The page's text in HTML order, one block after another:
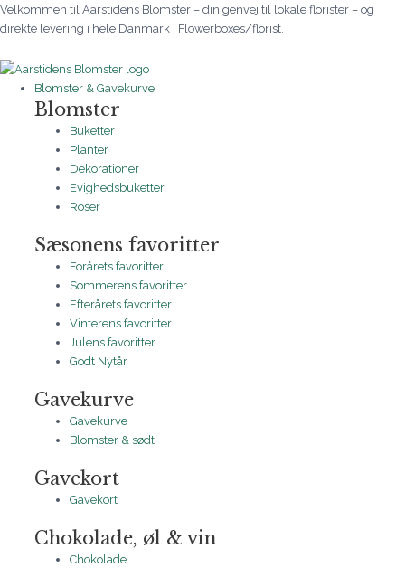
Gå
til
Velkommen til Aarstidens Blomster – din genvej til lokale florister – og
direkte levering i hele Danmark i Flowerboxes/florist.
Blomster & Gavekurve
Blomster
Buketter
Planter
Dekorationer
Evighedsbuketter
Roser
Sæsonens favoritter
Forårets favoritter
Sommerens favoritter
Efterårets favoritter
Vinterens favoritter
Julens favoritter
Godt Nytår
Gavekurve
Gavekurve
Blomster & sødt
Gavekort
Gavekort
Chokolade, øl & vin
Chokolade
Prisinterval:
300 kr.
800 kr.
Prisinterval:
300 kr.
800 kr.
Julens
farve
rød
antal
Prisinterval:
345 kr.
2.500 kr.
Prisinterval:
335 kr.
665 kr.
Prisinterval:
285 kr.
565 kr.
Prisinterval:
350 kr.
650 kr.
Prisinterval:
215 kr.
500 kr.